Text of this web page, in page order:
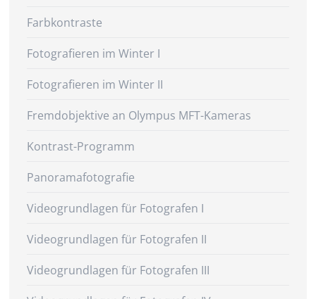
Farbkontraste
Fotografieren im Winter I
Fotografieren im Winter II
Fremdobjektive an Olympus MFT-Kameras
Kontrast-Programm
Panoramafotografie
Videogrundlagen für Fotografen I
Videogrundlagen für Fotografen II
Videogrundlagen für Fotografen III